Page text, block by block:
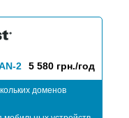
2 5 580 грн./год
доменов